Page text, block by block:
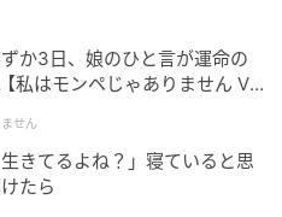
か3日、娘のひと言が運命の
私はモンペじゃありません Vo
せん
きてるよね？」寝ていると思
たら